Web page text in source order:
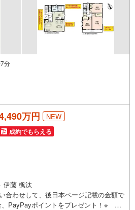
分
万円 NEW
成約でもらえる
伊藤 楓汰
合わせして、後日本ページ記載の金額で
、PayPayポイントをプレゼント！※ 条